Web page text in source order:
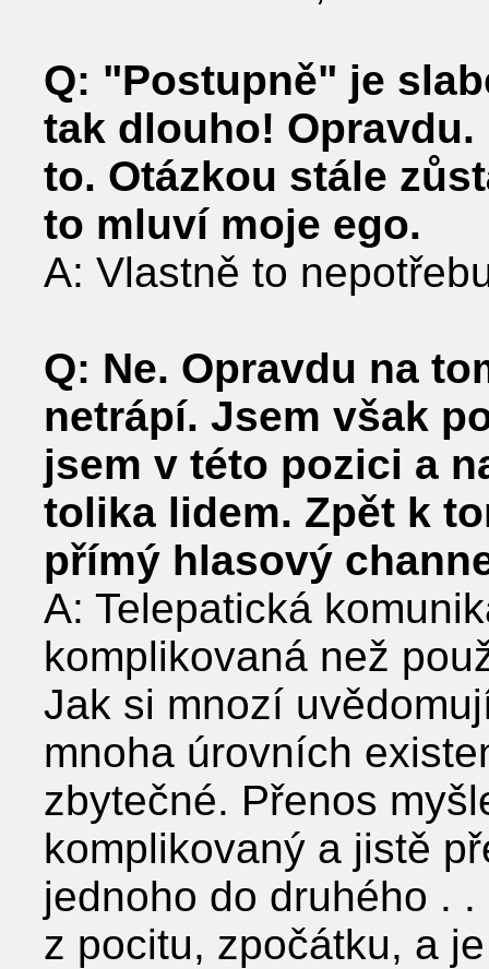
Q: "Postupně" je
tak dlouho! Opravdu.
to. Otázkou stále
to mluví moje ego.
A: Vlastně to
Q: Ne. Opravdu na
netrápí. Jsem však
jsem v této pozici a
tolika lidem. Zpět k
přímý hlasový
A: Telepatická
komplikovaná než
Jak si mnozí
mnoha úrovních
zbytečné. Přenos
komplikovaný a jistě
jednoho do druhého .
z pocitu, zpočátku, a